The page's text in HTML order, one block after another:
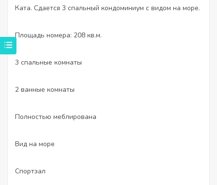
Ката. Сдается 3 спальный кондоминиум с видом на море.
Площадь номера: 208 кв.м.
3 спальные комнаты
2 ванные комнаты
Полностью меблирована
Вид на море
Спортзал